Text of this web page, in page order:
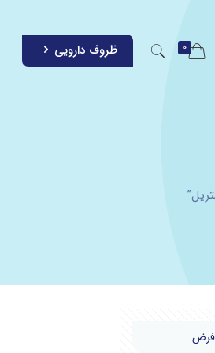
0 ظروف دارویی